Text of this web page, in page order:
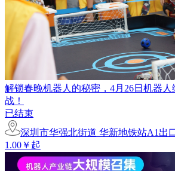
解锁春晚机器人的秘密，4月26日机器
战！
已结束
深圳市华强北街道 华新地铁站A1出
1.00￥起